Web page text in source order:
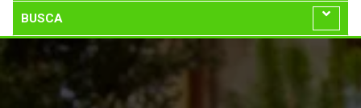
BUSCA